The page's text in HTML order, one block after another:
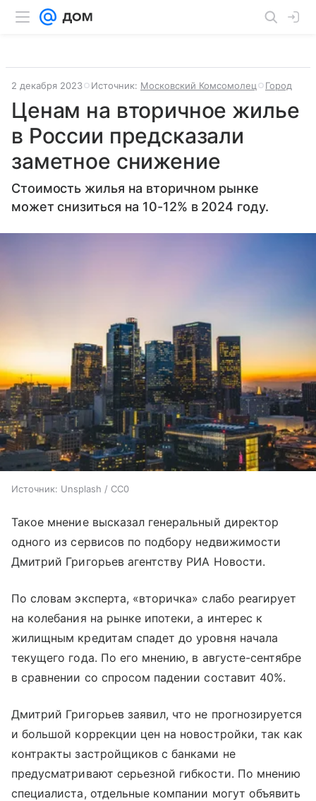
2 декабря 2023 Источник: Московский Комсомолец Город
Ценам на вторичное жилье
в России предсказали
заметное снижение
Стоимость жилья на вторичном рынке
может снизиться на 10-12% в 2024 году.
Источник: Unsplash / CC0
Такое мнение высказал генеральный директор
одного из сервисов по подбору недвижимости
Дмитрий Григорьев агентству РИА Новости.
По словам эксперта, «вторичка» слабо реагирует
на колебания на рынке ипотеки, а интерес к
жилищным кредитам спадет до уровня начала
текущего года. По его мнению, в августе-сентябре
в сравнении со спросом падении составит 40%.
Дмитрий Григорьев заявил, что не прогнозируется
и большой коррекции цен на новостройки, так как
контракты застройщиков с банками не
предусматривают серьезной гибкости. По мнению
специалиста, отдельные компании могут объявить